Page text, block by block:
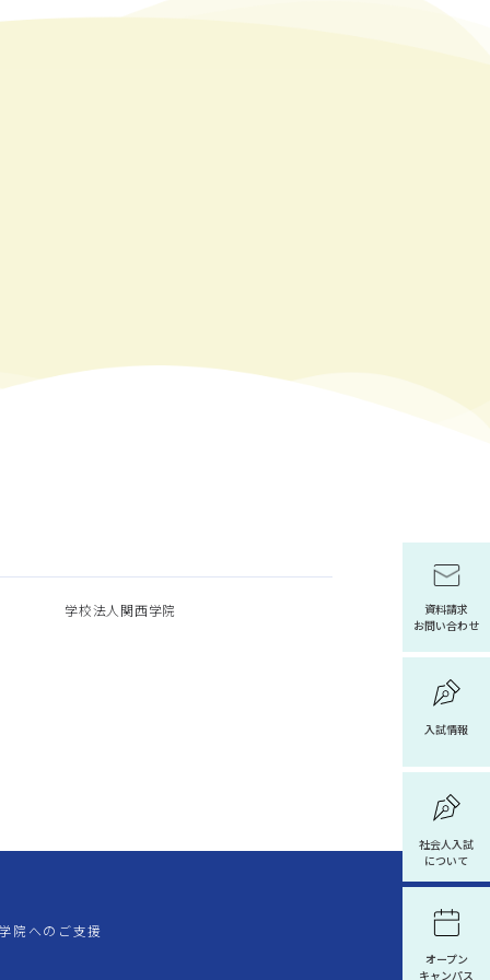
資料請求
お問い合わせ
入試情報
社会人入試
について
オープン
キャンパス
学校法人関西学院
院へのご支援